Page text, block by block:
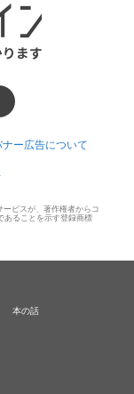
ー広告について
ビスが、著作権者からコ
あることを示す登録商標
本の話